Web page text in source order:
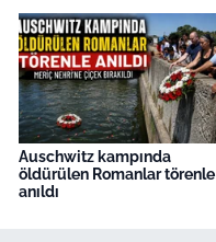
Auschwitz kampında
öldürülen Romanlar törenle
anıldı